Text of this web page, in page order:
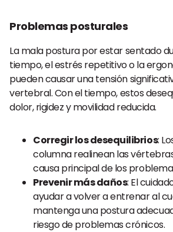
Problemas posturales
La mala postura por estar sentado
tiempo, el estrés repetitivo o la
pueden causar una tensión
vertebral. Con el tiempo, estos
dolor, rigidez y movilidad reducida.
Corregir los desequilibrios:
columna realinean las
causa principal de los
Prevenir más daños: El
ayudar a volver a entrenar al
mantenga una postura
riesgo de problemas crónicos.